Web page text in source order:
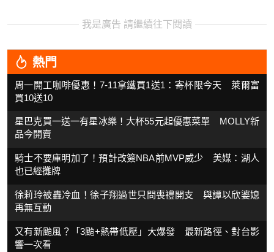
我是廣告 請繼續往下閱讀
熱門
周一開工咖啡優惠！7-11拿鐵買1送1：寄杯限今天 萊爾富
買10送10
星巴克買一送一有星冰樂！大杯55元起優惠菜單 MOLLY新
品今開賣
騎士不要庫明加了！預計改簽NBA前MVP威少 美媒：湖人
也已經攤牌
徐莉玲被轟冷血！徐子翔過世只問喪禮開支 與譚以欣婆媳
再無互動
又有新颱風？「3颱+熱帶低壓」大爆發 最新路徑、對台影
響一次看